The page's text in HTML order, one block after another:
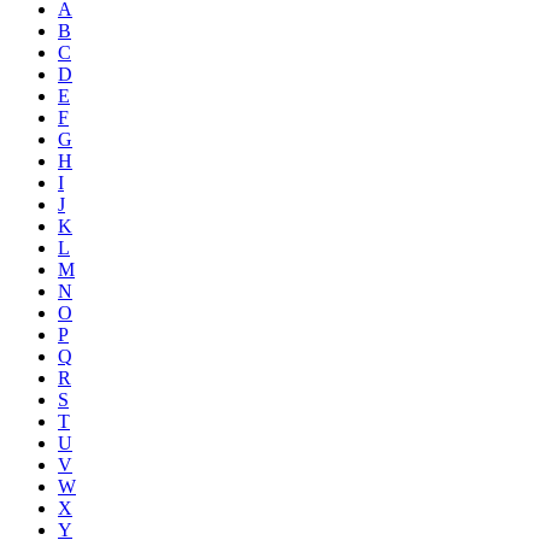
A
B
C
D
E
F
G
H
I
J
K
L
M
N
O
P
Q
R
S
T
U
V
W
X
Y